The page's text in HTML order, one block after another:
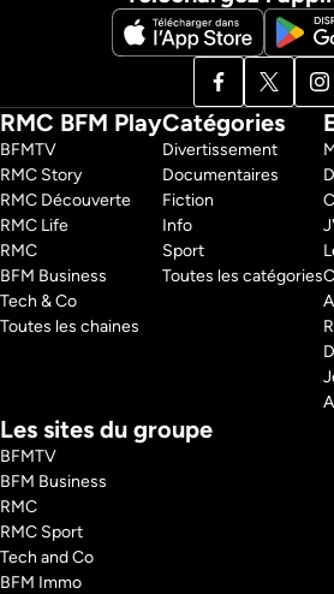
RMC BFM Play
BFMTV
RMC Story
RMC Découverte
RMC Life
RMC
BFM Business
Tech & Co
Toutes les chaines
Catégories
Divertissement
Documentaires
Fiction
Info
Sport
Toutes les catégories
Les sites du groupe
BFMTV
BFM Business
RMC
RMC Sport
Tech and Co
BFM Immo